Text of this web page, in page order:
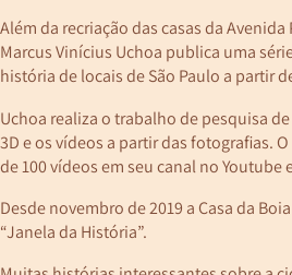
Além da recriação das casas da
Marcus Vinícius Uchoa publica uma
história de locais de São Paulo a partir
Uchoa realiza o trabalho de pesquisa
3D e os vídeos a partir das fotografias.
de 100 vídeos em seu canal no Youtube
Desde novembro de 2019 a Casa da
“Janela da História”.